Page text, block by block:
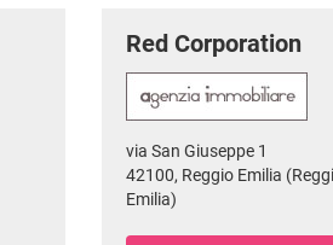
Red Corporation
via San Giuseppe 1
42100, Reggio Emilia
Emilia)